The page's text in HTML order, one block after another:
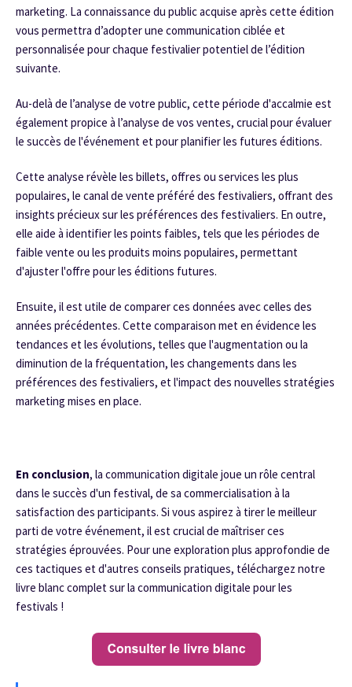
marketing. La connaissance du public acquise après cette édition
vous permettra d’adopter une communication ciblée et
personnalisée pour chaque festivalier potentiel de l’édition
suivante.
Au-delà de l’analyse de votre public, cette période d'accalmie est
également propice à l’analyse de vos ventes, crucial pour évaluer
le succès de l'événement et pour planifier les futures éditions.
Cette analyse révèle les billets, offres ou services les plus
populaires, le canal de vente préféré des festivaliers, offrant des
insights précieux sur les préférences des festivaliers. En outre,
elle aide à identifier les points faibles, tels que les périodes de
faible vente ou les produits moins populaires, permettant
d'ajuster l'offre pour les éditions futures.
Ensuite, il est utile de comparer ces données avec celles des
années précédentes. Cette comparaison met en évidence les
tendances et les évolutions, telles que l'augmentation ou la
diminution de la fréquentation, les changements dans les
préférences des festivaliers, et l'impact des nouvelles stratégies
marketing mises en place.
En conclusion, la communication digitale joue un rôle central
dans le succès d'un festival, de sa commercialisation à la
satisfaction des participants. Si vous aspirez à tirer le meilleur
parti de votre événement, il est crucial de maîtriser ces
stratégies éprouvées. Pour une exploration plus approfondie de
ces tactiques et d'autres conseils pratiques, téléchargez notre
livre blanc complet sur la communication digitale pour les
festivals !